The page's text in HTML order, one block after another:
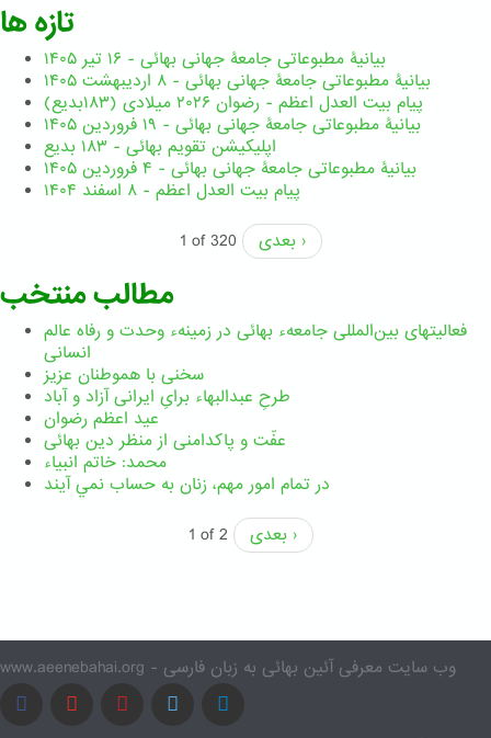
تازه ها
بیانیۀ مطبوعاتی جامعۀ جهانی بهائی - ۱۶ تیر ۱۴۰۵
بیانیۀ مطبوعاتی جامعۀ جهانی بهائی - ۸ اردیبهشت ۱۴۰۵
پیام بیت العدل اعظم - رضوان ۲۰۲۶ میلادی (۱۸۳بدیع)
بیانیۀ مطبوعاتی جامعۀ جهانی بهائی - ۱۹ فروردین ۱۴۰۵
اپلیکیشن تقویم بهائی - ۱۸۳ بدیع
بیانیۀ مطبوعاتی جامعۀ جهانی بهائی - ۴ فروردین ۱۴۰۵
پیام بیت العدل اعظم - ۸ اسفند ۱۴۰۴
1 of 320
بعدی ›
مطالب منتخب
فعالیتهای بین‌المللی جامعهء بهائی در زمینهء وحدت و رفاه عالم
انسانی
سخنی با هموطنان عزیز
طرحِ عبدالبهاء برایِ ایرانی آزاد و آباد
عید اعظم رضوان
عفّت و پاکدامنی از منظر دین بهائی
محمد: خاتم انبیاء
در تمام امور مهم،‌ زنان به حساب نمي آيند
1 of 2
بعدی ›
www.aeenebahai.org - وب سایت معرفی آئین بهائی به زبان فارسی